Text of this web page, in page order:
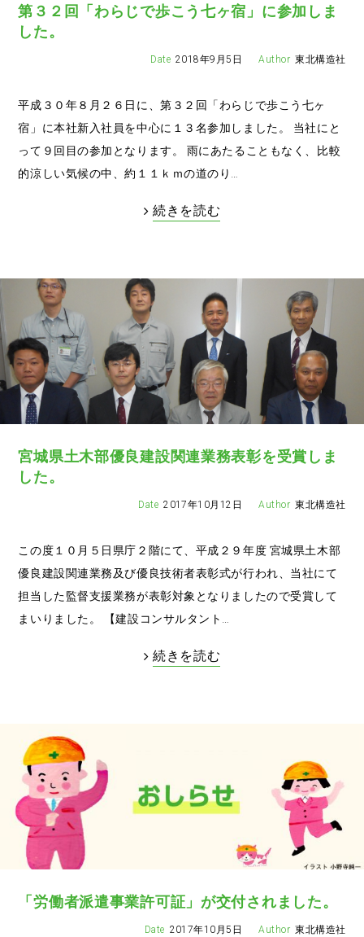
第３２回「わらじで歩こう七ヶ宿」に参加しま
した。
2018年9月5日 東北構造社
平成３０年８月２６日に、第３２回「わらじで歩こう七ヶ
宿」に本社新入社員を中心に１３名参加しました。 当社にと
って９回目の参加となります。 雨にあたることもなく、比較
的涼しい気候の中、約１１ｋｍの道のり…
続きを読む
宮城県土木部優良建設関連業務表彰を受賞しま
した。
2017年10月12日 東北構造社
この度１０月５日県庁２階にて、平成２９年度 宮城県土木部
優良建設関連業務及び優良技術者表彰式が行われ、当社にて
担当した監督支援業務が表彰対象となりましたので受賞して
まいりました。 【建設コンサルタント…
続きを読む
「労働者派遣事業許可証」が交付されました。
2017年10月5日 東北構造社